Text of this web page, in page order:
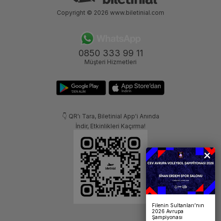
0850 333 99 11
Müşteri Hizmetleri
👇 QR'ı Tara, Biletinial App'i Anında
İndir, Etkinlikleri Kaçırma!
Copyright © 2026 www.biletinial.com
Filenin Sultanları’nın
2026 Avrupa
Şampiyonası